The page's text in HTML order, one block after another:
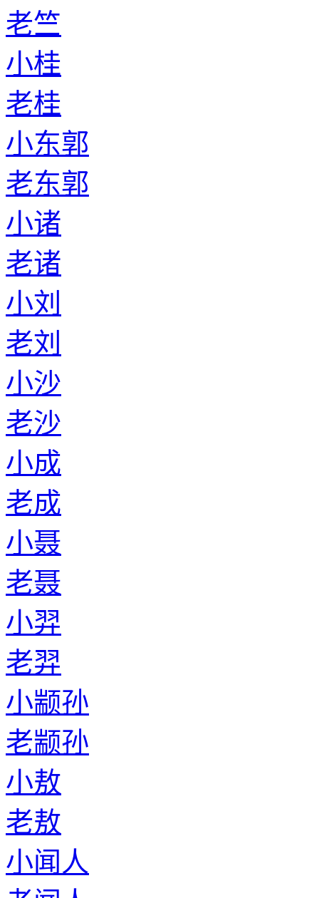
老竺
小桂
老桂
小东郭
老东郭
小诸
老诸
小刘
老刘
小沙
老沙
小成
老成
小聂
老聂
小羿
老羿
小颛孙
老颛孙
小敖
老敖
小闻人